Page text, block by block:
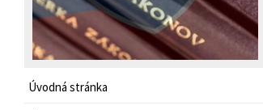
Úvodná stránka